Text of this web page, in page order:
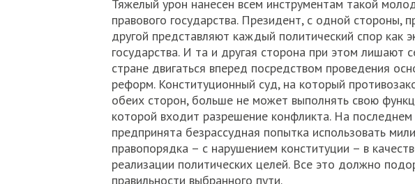
Тяжелый урон нанесен всем инструментам такой
правового государства. Президент, с одной стороны,
другой представляют каждый политический спор как
государства. И та и другая сторона при этом лишают
стране двигаться вперед посредством проведения
реформ. Конституционный суд, на который
обеих сторон, больше не может выполнять свою
которой входит разрешение конфликта. На последнем
предпринята безрассудная попытка использовать
правопорядка – с нарушением конституции – в
реализации политических целей. Все это должно
правильности выбранного пути.